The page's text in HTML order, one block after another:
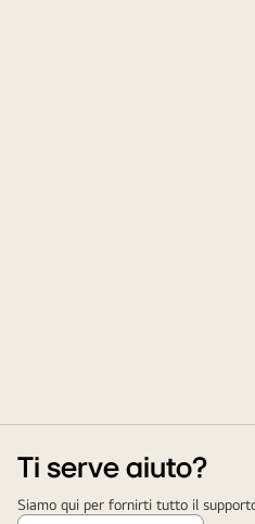
Ti serve aiuto?
Siamo qui per fornirti tutto il